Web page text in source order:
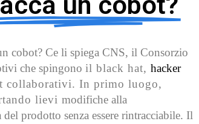
cobot? Ce li spiega CNS, il Consorzio
che spingono il black hat, hacker
collaborativi. In primo luogo,
lievi modifiche alla
prodotto senza essere rintracciabile. Il